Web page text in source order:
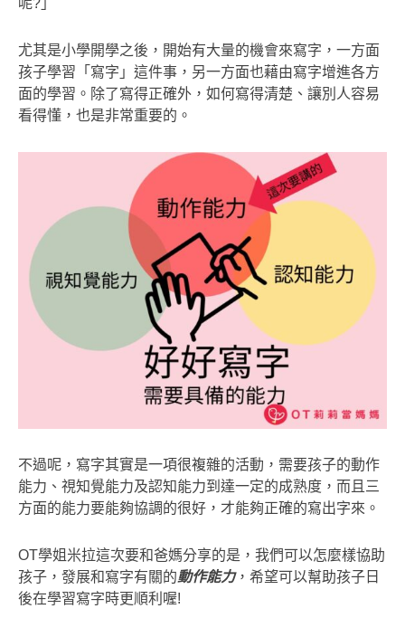
呢?」
尤其是小學開學之後，開始有大量的機會來寫字，一方面
孩子學習「寫字」這件事，另一方面也藉由寫字增進各方
面的學習。除了寫得正確外，如何寫得清楚、讓別人容易
看得懂，也是非常重要的。
不過呢，寫字其實是一項很複雜的活動，需要孩子的動作
能力、視知覺能力及認知能力到達一定的成熟度，而且三
方面的能力要能夠協調的很好，才能夠正確的寫出字來。
OT學姐米拉這次要和爸媽分享的是，我們可以怎麼樣協助
孩子，發展和寫字有關的動作能力，希望可以幫助孩子日
後在學習寫字時更順利喔!